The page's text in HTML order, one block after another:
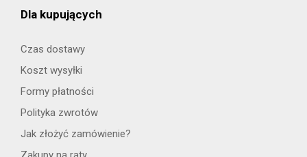
Dla kupujących
Czas dostawy
Koszt wysyłki
Formy płatności
Polityka zwrotów
Jak złożyć zamówienie?